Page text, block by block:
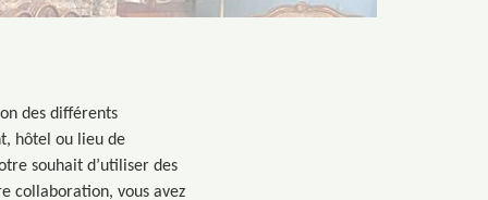
des différents
hôtel ou lieu de
souhait d’utiliser des
collaboration, vous avez